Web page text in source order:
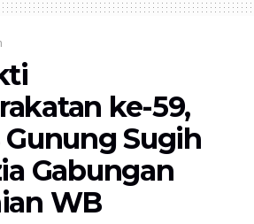
ke-59,
Gunung Sugih
Gabungan
WB